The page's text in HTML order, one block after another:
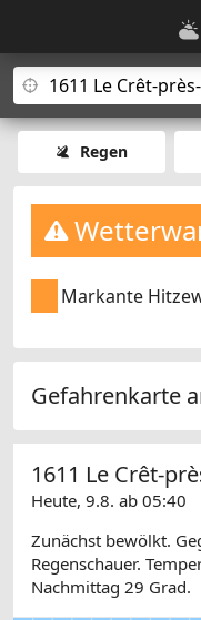
Regen
Markante
Gefahrenkarte
1611 Le Crêt-
Heute, 9.8. ab 05:40
Zunächst bewölkt.
Regenschauer.
Nachmittag 29 Grad.